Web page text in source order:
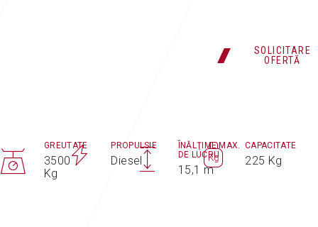
SOLICITARE
OFERTĂ
GREUTATE
3500
Kg
PROPULSIE
Diesel
ÎNĂLŢIME MAX.
DE LUCRU
15,1 m
CAPACITATE
225 Kg